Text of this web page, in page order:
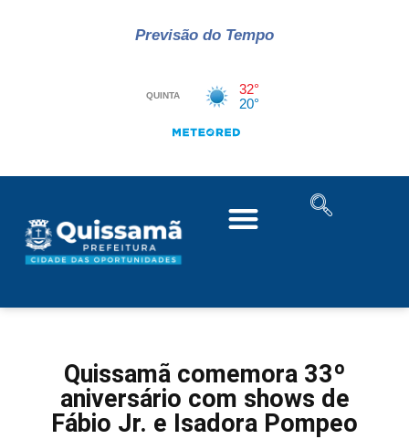
Previsão do Tempo
Quissamã comemora 33º
aniversário com shows de
Fábio Jr. e Isadora Pompeo